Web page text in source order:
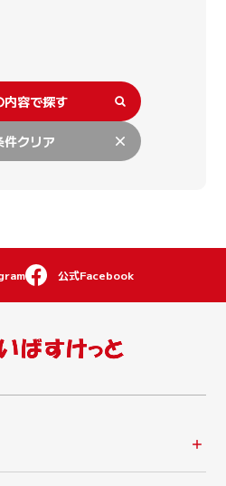
内容で探す
件クリア
公式Facebook